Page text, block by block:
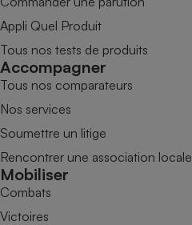
Appli Quel Produit
Tous nos tests de produits
Accompagner
Tous nos comparateurs
Nos services
Soumettre un litige
Rencontrer une association locale
Mobiliser
Combats
Victoires